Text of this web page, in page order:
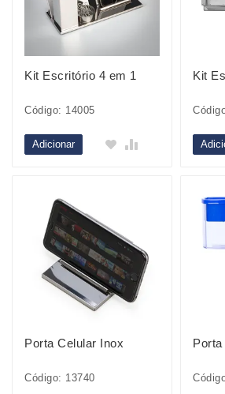
Kit Escritório 4 em 1
Código: 14005
Adicionar
Kit
Porta Celular Inox
Código: 13740